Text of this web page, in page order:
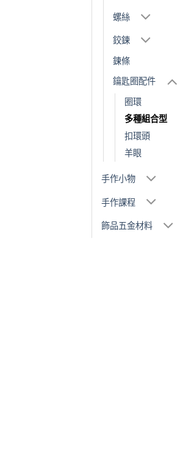
螺絲
鉸鍊
鍊條
鑰匙圈配件
圈環
多種組合型
扣環頭
羊眼
手作小物
手作課程
飾品五金材料